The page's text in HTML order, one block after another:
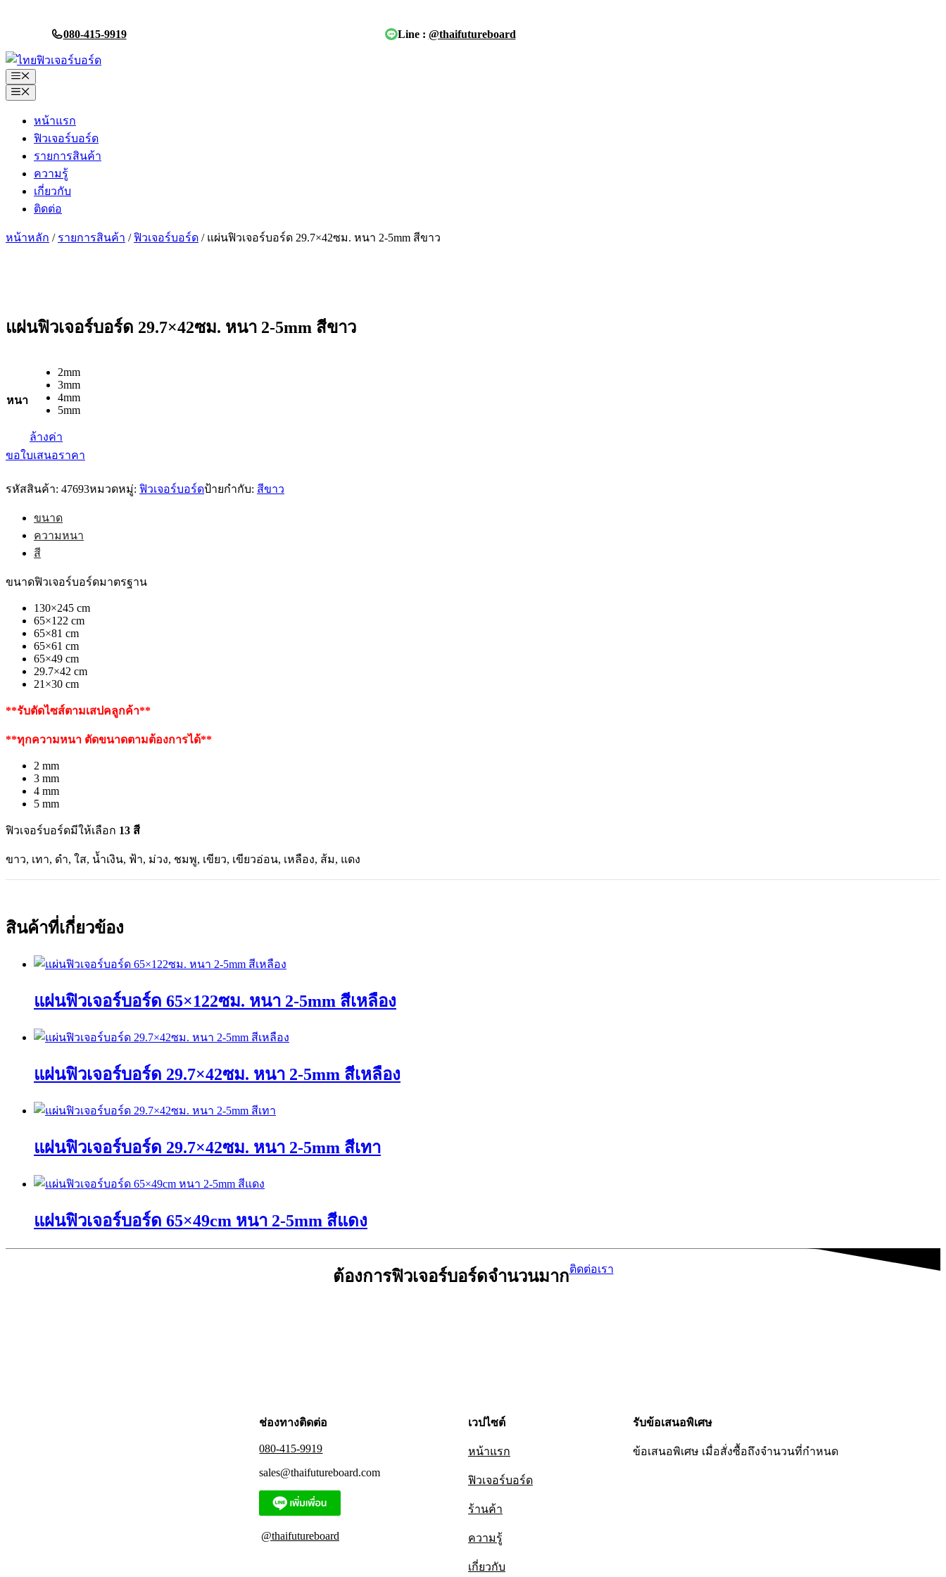
080-415-9919 Line : @thaifutureboard
Menu
Menu
หน้าแรก
ฟิวเจอร์บอร์ด
รายการสินค้า
ความรู้
เกี่ยวกับ
ติดต่อ
หน้าหลัก / รายการสินค้า /ฟิวเจอร์บอร์ด / แผ่นฟิวเจอร์บอร์ด 29.7×42ซม. หนา 2-5mm สีขาว
แผ่นฟิวเจอร์บอร์ด 29.7×42ซม. หนา 2-5mm สีขาว
หนา
2mm
3mm
4mm
5mm
ล้างค่า
ขอใบเสนอราคา
รหัสสินค้า: 47693หมวดหมู่: ฟิวเจอร์บอร์ดป้ายกำกับ: สีขาว
ขนาด
ความหนา
สี
ขนาดฟิวเจอร์บอร์ดมาตรฐาน
130×245 cm
65×122 cm
65×81 cm
65×61 cm
65×49 cm
29.7×42 cm
21×30 cm
**รับตัดไซส์ตามเสปคลูกค้า**
**ทุกความหนา ตัดขนาดตามต้องการได้**
2 mm
3 mm
4 mm
5 mm
ฟิวเจอร์บอร์ดมีให้เลือก 13 สี
ขาว, เทา, ดำ, ใส, น้ำเงิน, ฟ้า, ม่วง, ชมพู, เขียว, เขียวอ่อน, เหลือง, ส้ม, แดง
สินค้าที่เกี่ยวข้อง
แผ่นฟิวเจอร์บอร์ด 65×122ซม. หนา 2-5mm สีเหลือง
This
product
multiple
variants.
options
chosen
the
product
แผ่นฟิวเจอร์บอร์ด 29.7×42ซม. หนา 2-5mm สีเหลือง
This
product
multiple
variants.
options
chosen
the
แผ่นฟิวเจอร์บอร์ด 29.7×42ซม. หนา 2-5mm สีเทา
This
product
multiple
variants.
แผ่นฟิวเจอร์บอร์ด 65×49cm หนา 2-5mm สีแดง
ต้องการฟิวเจอร์บอร์ดจำนวนมากติดต่อเรา
ช่องทางติดต่อ
080-415-9919
sales@thaifutureboard.com
@thaifutureboard
เวปไซต์
หน้าแรก
ฟิวเจอร์บอร์ด
ร้านค้า
ความรู้
เกี่ยวกับ
รับข้อเสนอพิเศษ
ข้อเสนอพิเศษ เมื่อสั่งซื้อถึงจำนวนที่กำหนด